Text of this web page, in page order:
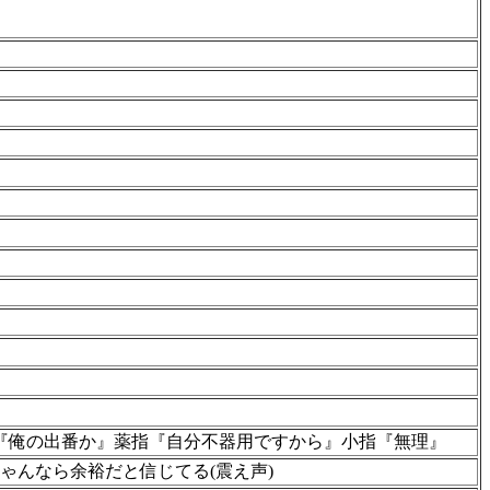
の出番か』薬指『自分不器用ですから』小指『無理』
んなら余裕だと信じてる(震え声)